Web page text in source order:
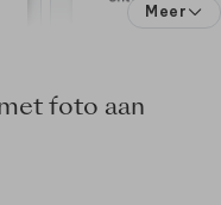
Meer
foto aan